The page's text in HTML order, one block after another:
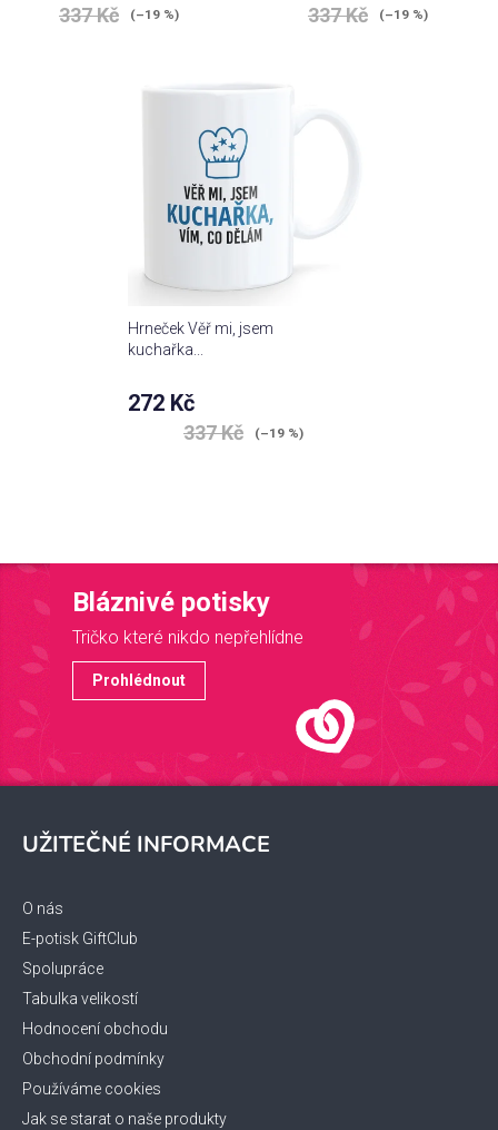
337 Kč (–19 %) 337 Kč (–19 %)
Hrneček Věř mi, jsem
kuchařka...
272 Kč
337 Kč (–19 %)
Bláznivé potisky
Tričko které nikdo nepřehlídne
Prohlédnout
UŽITEČNÉ INFORMACE
O nás
E-potisk GiftClub
Spolupráce
Tabulka velikostí
Hodnocení obchodu
Obchodní podmínky
Používáme cookies
Jak se starat o naše produkty